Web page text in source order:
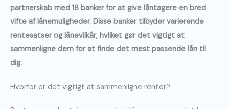
partnerskab med 18 banker for at give låntagere en bred
vifte af lånemuligheder. Disse banker tilbyder varierende
rentesatser og lånevilkår, hvilket gør det vigtigt at
sammenligne dem for at finde det mest passende lån til
dig.
Hvorfor er det vigtigt at sammenligne renter?